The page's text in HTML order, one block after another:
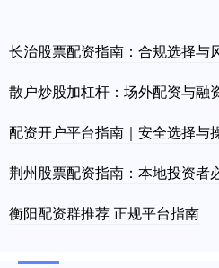
长治股票配资指南：合规选择与
散户炒股加杠杆：场外配资与融
配资开户平台指南｜安全选择与
荆州股票配资指南：本地投资者
衡阳配资群推荐 正规平台指南